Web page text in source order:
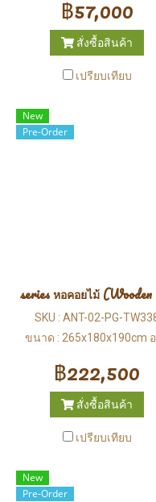
฿57,000
สั่งซื้อสินค้า
เปรียบเทียบ
New
Pre-Order
series หอคอยไม้
SKU : ANT-02-PG-
ขนาด : 265x180x190cm
฿222,500
สั่งซื้อสินค้า
เปรียบเทียบ
New
Pre-Order